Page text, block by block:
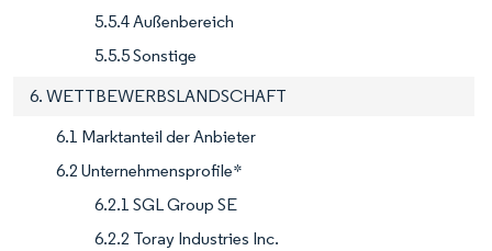
5.5.4 Außenbereich
5.5.5 Sonstige
6. WETTBEWERBSLANDSCHAFT
6.1 Marktanteil der Anbieter
6.2 Unternehmensprofile*
6.2.1 SGL Group SE
6.2.2 Toray Industries Inc.